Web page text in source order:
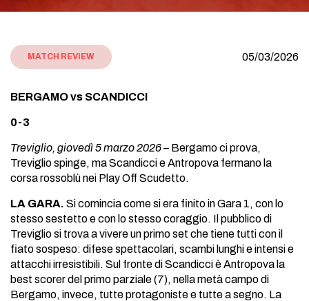
MATCH REVIEW 05/03/2026
BERGAMO vs SCANDICCI
0-3
Treviglio, giovedì 5 marzo 2026– Bergamo ci prova,
Treviglio spinge, ma Scandicci e Antropova fermano la
corsa rossoblù nei Play Off Scudetto.
LA GARA. Si comincia come si era finito in Gara 1, con lo
stesso sestetto e con lo stesso coraggio. Il pubblico di
Treviglio si trova a vivere un primo set che tiene tutti con il
fiato sospeso: difese spettacolari, scambi lunghi e intensi e
attacchi irresistibili. Sul fronte di Scandicci è Antropova la
best scorer del primo parziale (7), nella metà campo di
Bergamo, invece, tutte protagoniste e tutte a segno. La